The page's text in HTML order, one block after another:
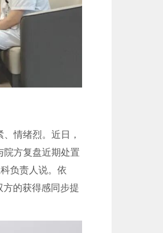
情绪烈。近日，
院方复盘近期处置
负责人说。依
方的获得感同步提